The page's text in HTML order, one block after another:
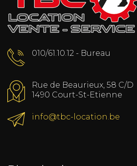
010/61.10.12 - Bureau
Rue de Beaurieux, 58 C/D
1490 Court-St-Etienne
info@tbc-location.be